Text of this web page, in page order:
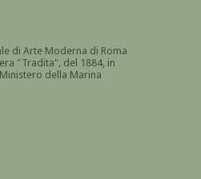
di Arte Moderna di Roma
"Tradita", del 1884, in
della Marina